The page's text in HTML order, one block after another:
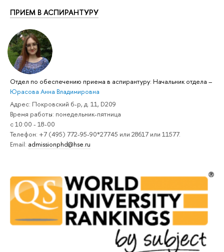
ПРИЕМ В АСПИРАНТУРУ
Отдел по обеспечению приема в аспирантуру: Начальник отдела –
Юрасова Анна Владимировна
Адрес: Покровский б-р, д. 11, D209
Время работы: понедельник-пятница
с 10:00 - 18-00
Телефон: +7 (495) 772-95-90*27745 или 28617 или 11577.
Email: admissionphd@hse.ru